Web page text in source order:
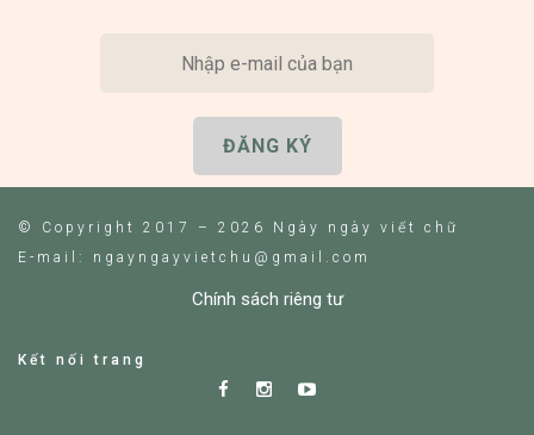
© Copyright 2017 – 2026 Ngày ngày viết chữ
E-mail: ngayngayvietchu@gmail.com
Chính sách riêng tư
Kết nối trang